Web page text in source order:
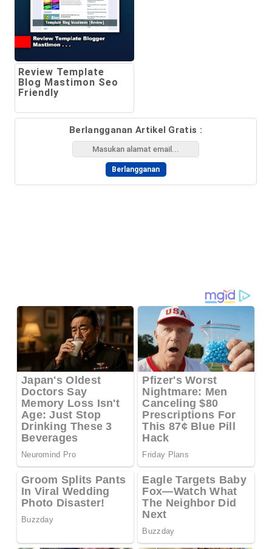
Review Template
Blog Mastimon Seo
Friendly
Berlangganan Artikel Gratis :